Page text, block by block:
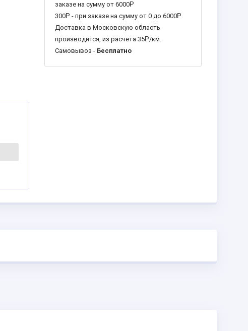
заказе на сумму от 6000Р
300Р - при заказе на сумму от 0 до 6000Р
Доставка в Московскую область
производится, из расчета 35Р/км.
Самовывоз - Бесплатно